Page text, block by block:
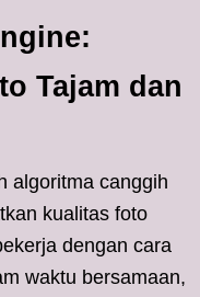
Tajam dan
algoritma canggih
kualitas foto
dengan cara
waktu bersamaan,